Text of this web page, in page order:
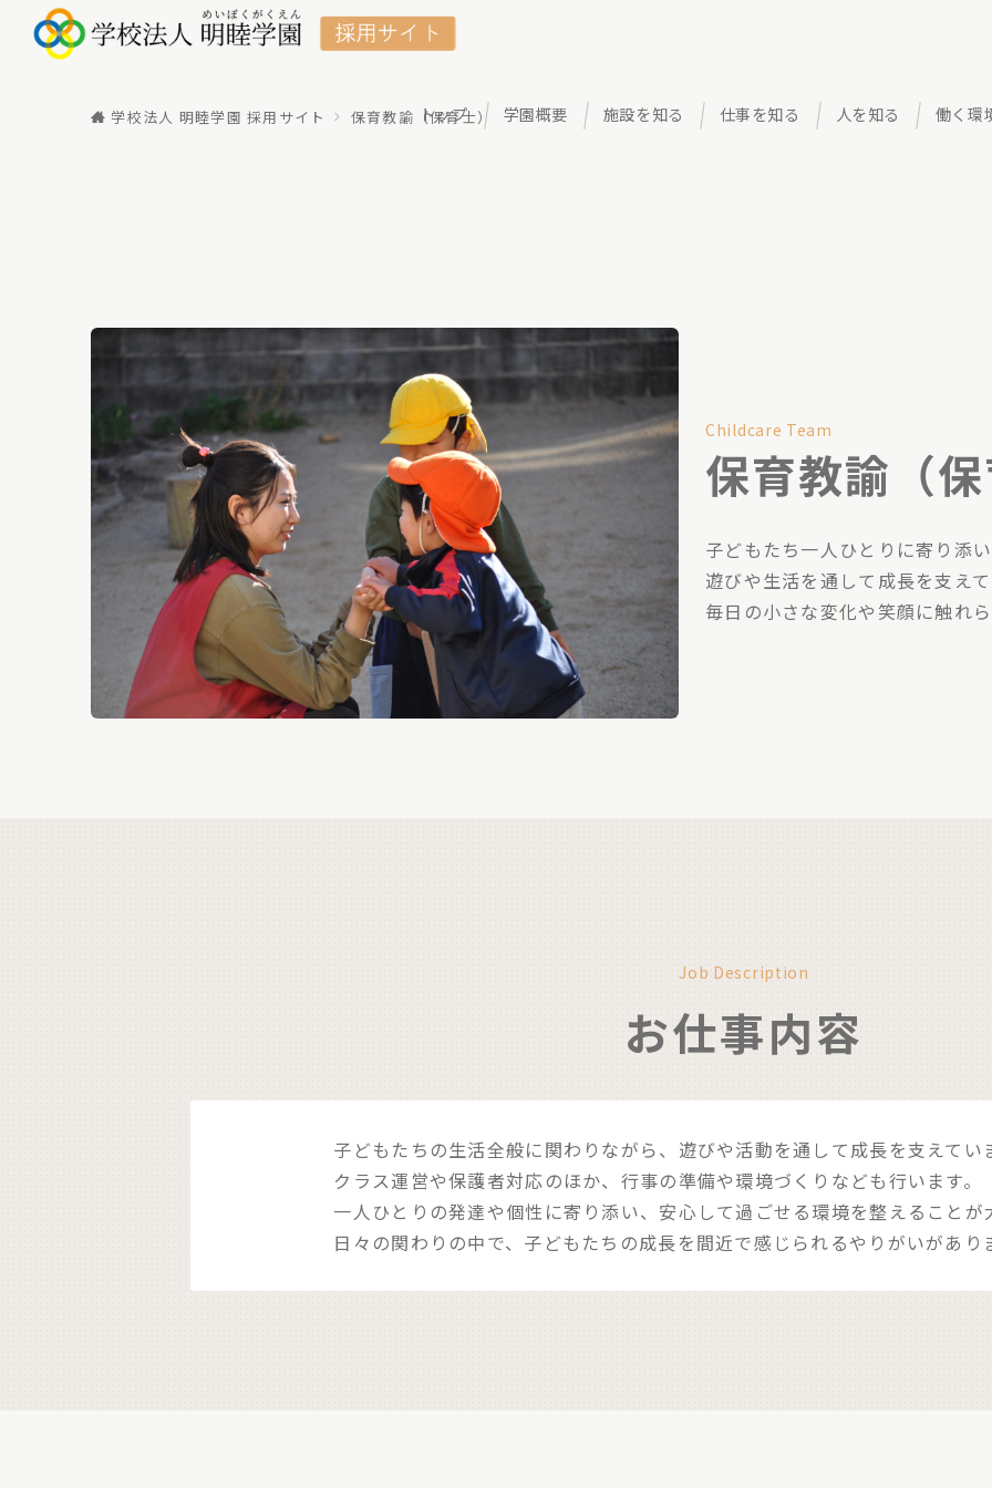
トップ 学園概要 施設を知る 仕事を知る 人を知る 働く環
学校法人 明睦学園 採用サイト 保育教諭（保育士）
Childcare Team
保育教諭（
子どもたち一人ひとりに寄り添
遊びや生活を通して成長を支え
毎日の小さな変化や笑顔に触れ
Job Description
お仕事内容
子どもたちの生活全般に関わりながら、遊びや活動を通して成長を支えてい
クラス運営や保護者対応のほか、行事の準備や環境づくりなども行います。
一人ひとりの発達や個性に寄り添い、安心して過ごせる環境を整えることが
日々の関わりの中で、子どもたちの成長を間近で感じられるやりがいがあり